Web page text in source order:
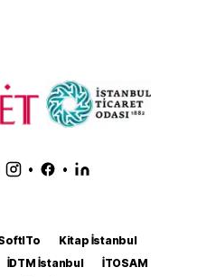
• •
Kitap İstanbul
İDTM İstanbul
İTOSAM